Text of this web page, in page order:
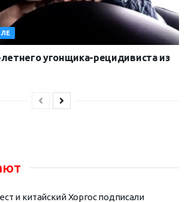
угонщика-рецидивиста из
и китайский Хоргос подписали